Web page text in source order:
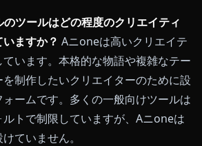
ツールはどの程度のクリエイティ
ますか？ Aニoneは高いクリエイテ
います。本格的な物語や複雑なテー
制作したいクリエイターのために設
ームです。多くの一般向けツールは
トで制限していますが、Aニoneは
ていません。